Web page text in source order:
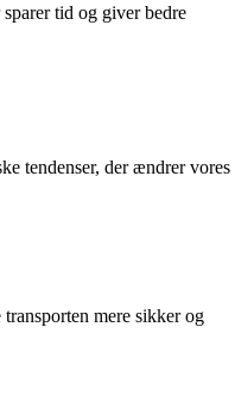
tid og giver bedre
tendenser, der ændrer vores
mere sikker og